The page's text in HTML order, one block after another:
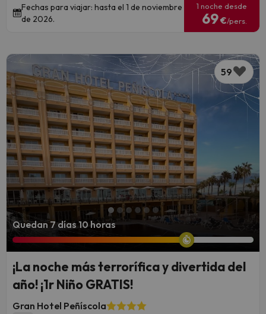
Fechas para viajar: hasta el 1 de noviembre
de 2026.
1 noche desde
69€/pers.
59
Quedan 7 días 10 horas
¡La noche más terrorífica y divertida del
año! ¡1r Niño GRATIS!
Gran Hotel Peñíscola